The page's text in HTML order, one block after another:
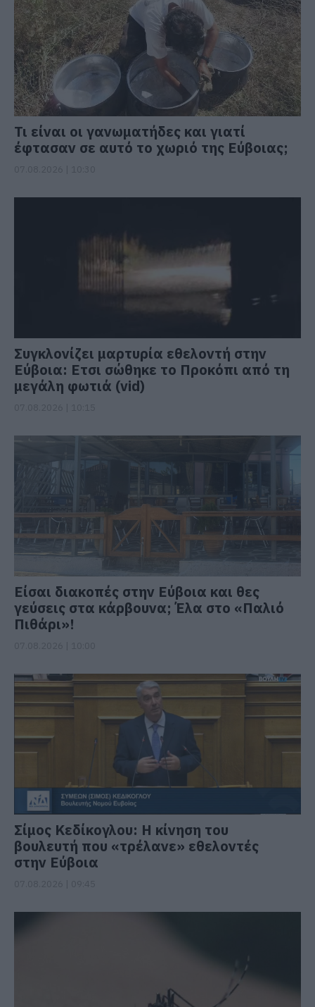
Τι είναι οι γανωματήδες και γιατί
έφτασαν σε αυτό το χωριό της Εύβοιας;
Συγκλονίζει μαρτυρία εθελοντή στην
Εύβοια: Ετσι σώθηκε το Προκόπι από τη
μεγάλη φωτιά (vid)
Είσαι διακοπές στην Εύβοια και θες
γεύσεις στα κάρβουνα; Έλα στο «Παλιό
Πιθάρι»!
Σίμος Κεδίκογλου: Η κίνηση του
βουλευτή που «τρέλανε» εθελοντές
στην Εύβοια